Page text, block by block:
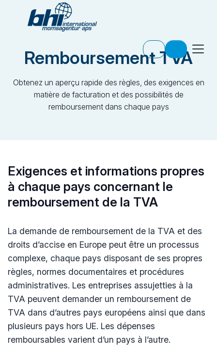
Remboursement TVA
Obtenez un aperçu rapide des règles, des exigences en
matière de facturation et des possibilités de
remboursement dans chaque pays
Exigences et informations propres
à chaque pays concernant le
remboursement de la TVA
La demande de remboursement de la TVA et des
droits d’accise en Europe peut être un processus
complexe, chaque pays disposant de ses propres
règles, normes documentaires et procédures
administratives. Les entreprises assujetties à la
TVA peuvent demander un remboursement de
TVA dans d’autres pays européens ainsi que dans
plusieurs pays hors UE. Les dépenses
remboursables varient d’un pays à l’autre.